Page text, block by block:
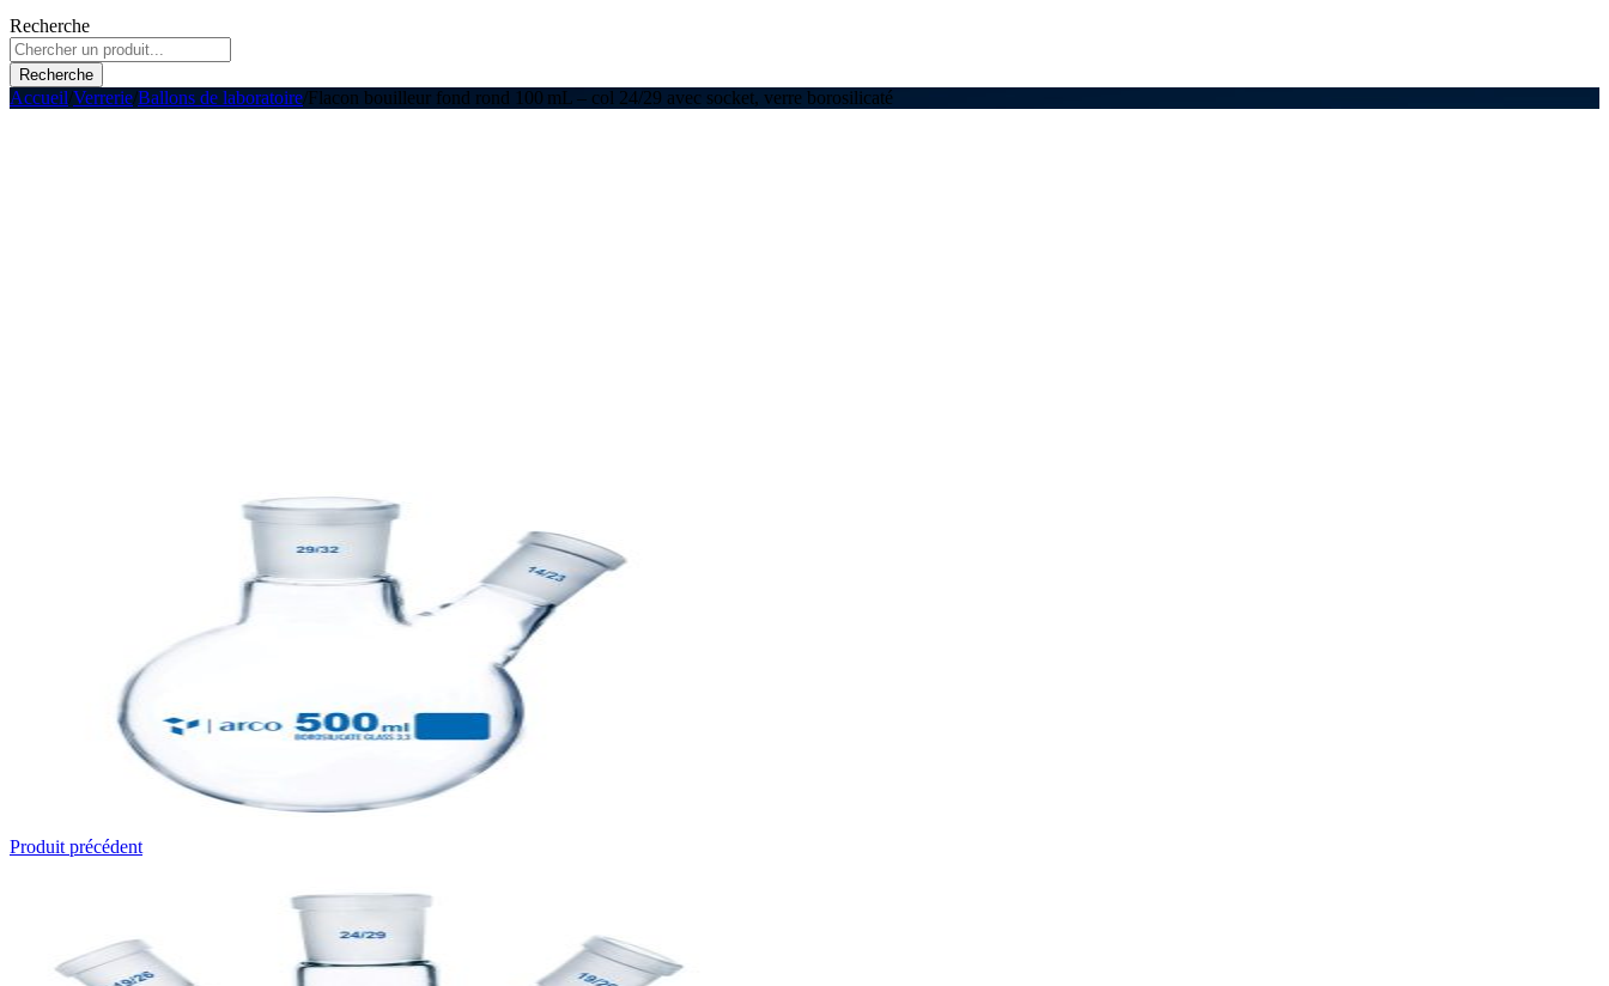
Recherche
Accueil/Verrerie/Ballons de laboratoire/Flacon bouilleur fond rond 100 mL – col 24/29 avec socket, verre borosilicaté
Produit précédent